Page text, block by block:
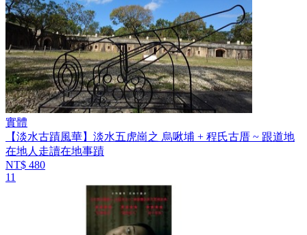
實體
【淡水古蹟風華】淡水五虎崗之 烏啾埔 + 程氏古厝 ~ 跟道地
在地人走讀在地事蹟
NT$ 480
11